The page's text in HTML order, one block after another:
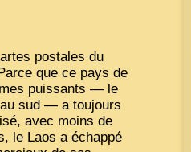
postales du
que ce pays de
puissants — le
au sud — a toujours
avec moins de
le Laos a échappé